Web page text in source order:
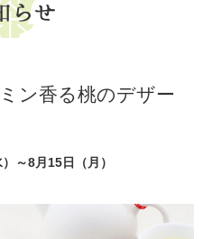
ン香る桃のデザー
～8月15日（月）